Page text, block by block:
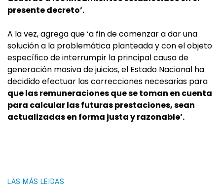
presente decreto’.
A la vez, agrega que ‘a fin de comenzar a dar una
solución a la problemática planteada y con el objeto
específico de interrumpir la principal causa de
generación masiva de juicios, el Estado Nacional ha
decidido efectuar las correcciones necesarias para
que las remuneraciones que se toman en cuenta
para calcular las futuras prestaciones, sean
actualizadas en forma justa y razonable’.
LAS MÁS LEIDAS